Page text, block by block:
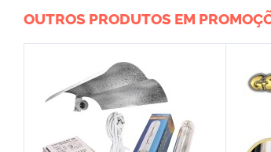
OUTROS PRODUTOS EM